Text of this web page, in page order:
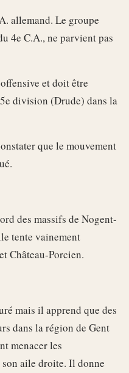
allemand. Le groupe
4e C.A., ne parvient pas
et doit être
division (Drude) dans la
que le mouvement
des massifs de Nogent-
tente vainement
Château-Porcien.
mais il apprend que des
dans la région de Gent
menacer les
aile droite. Il donne